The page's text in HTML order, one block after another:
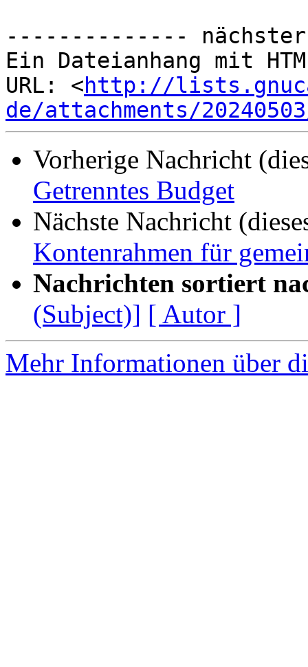
--------------
Ein Dateianhang mit
URL: <http://
de/attachments/
Vorherige Nachricht
Getrenntes Budget
Nächste Nachricht
Kontenrahmen für
Nachrichten sortiert
(Subject)] [ Autor ]
Mehr Informationen über